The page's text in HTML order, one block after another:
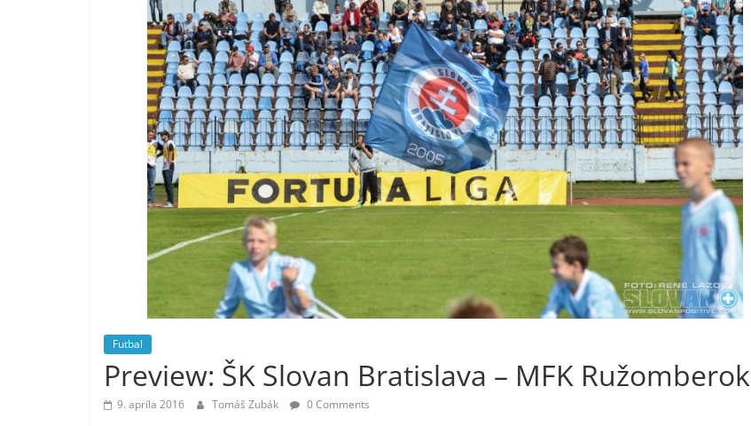
Futbal
Preview: ŠK Slovan Bratislava – MFK Ružomberok
9. apríla 2016 Tomáš Zubák 0 Comments